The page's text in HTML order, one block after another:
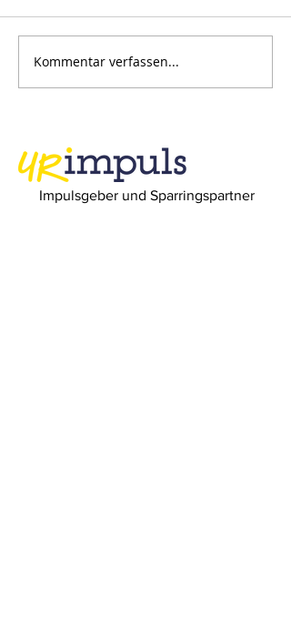
Inspiration zur Woche
11/2024
Kommentar verfassen...
Impulsgeber und Sparringspartner